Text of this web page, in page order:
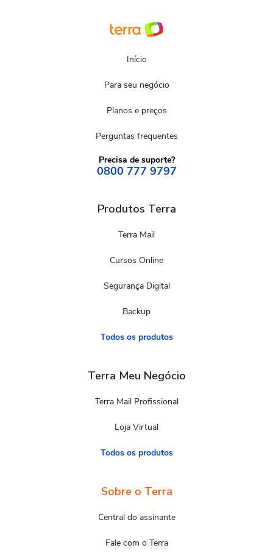
Início
Para seu negócio
Planos e preços
Perguntas frequentes
Precisa de suporte?
0800 777 9797
Produtos Terra
Terra Mail
Cursos Online
Segurança Digital
Backup
Todos os produtos
Terra Meu Negócio
Terra Mail Profissional
Loja Virtual
Todos os produtos
Sobre o Terra
Central do assinante
Fale com o Terra